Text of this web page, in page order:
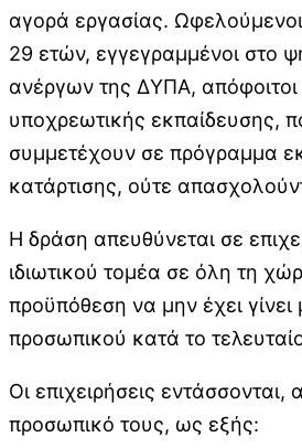
αγορά εργασίας. Ωφελούμενοι
29 ετών, εγγεγραμμένοι στο
ανέργων της ΔΥΠΑ, απόφοιτοι
υποχρεωτικής εκπαίδευσης,
συμμετέχουν σε πρόγραμμα
κατάρτισης, ούτε
Η δράση απευθύνεται σε
ιδιωτικού τομέα σε όλη τη
προϋπόθεση να μην έχει γίνει
προσωπικού κατά το
Οι επιχειρήσεις
προσωπικό τους, ως εξής: